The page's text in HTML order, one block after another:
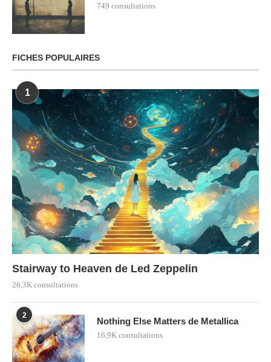
749 consultations
FICHES POPULAIRES
1
Stairway to Heaven de Led Zeppelin
26,3K consultations
2
Nothing Else Matters de Metallica
16,9K consultations